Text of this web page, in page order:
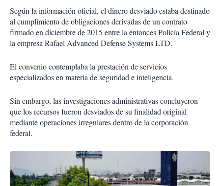
Según la información oficial, el dinero desviado estaba destinado
al cumplimiento de obligaciones derivadas de un contrato
firmado en diciembre de 2015 entre la entonces Policía Federal y
la empresa Rafael Advanced Defense Systems LTD.
El convenio contemplaba la prestación de servicios
especializados en materia de seguridad e inteligencia.
Sin embargo, las investigaciones administrativas concluyeron
que los recursos fueron desviados de su finalidad original
mediante operaciones irregulares dentro de la corporación
federal.